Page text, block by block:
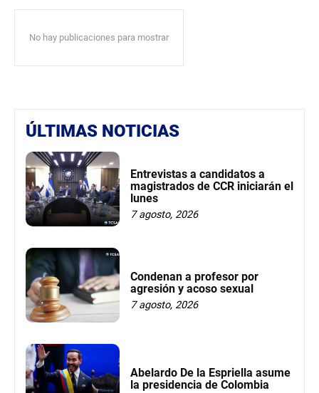
No hay publicaciones para mostrar
ÚLTIMAS NOTICIAS
Entrevistas a candidatos a
magistrados de CCR iniciarán el
lunes
7 agosto, 2026
Condenan a profesor por
agresión y acoso sexual
7 agosto, 2026
Abelardo De la Espriella asume
la presidencia de Colombia